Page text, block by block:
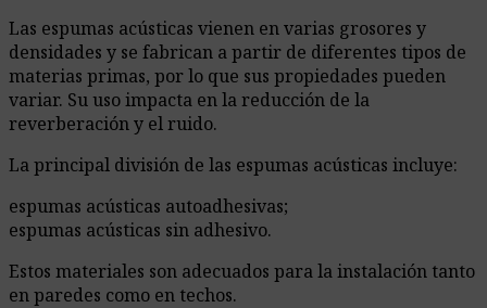
Las espumas acústicas vienen en varias grosores y
densidades y se fabrican a partir de diferentes tipos de
materias primas, por lo que sus propiedades pueden
variar. Su uso impacta en la reducción de la
reverberación y el ruido.
La principal división de las espumas acústicas incluye:
espumas acústicas autoadhesivas;
espumas acústicas sin adhesivo.
Estos materiales son adecuados para la instalación tanto
en paredes como en techos.